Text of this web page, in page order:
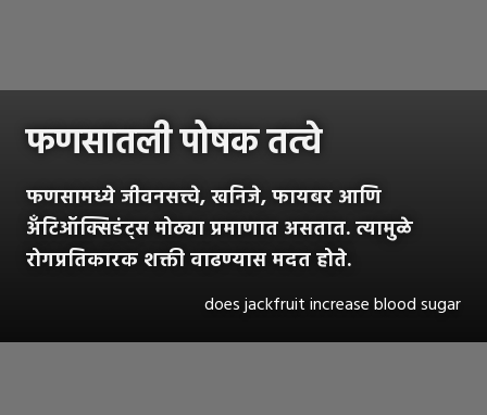
फणसातली पोषक तत्वे
फणसामध्ये जीवनसत्त्वे, खनिजे, फायबर आणि
अँटिऑक्सिडंट्स मोठ्या प्रमाणात असतात. त्यामुळे
रोगप्रतिकारक शक्ती वाढण्यास मदत होते.
does jackfruit increase blood sugar